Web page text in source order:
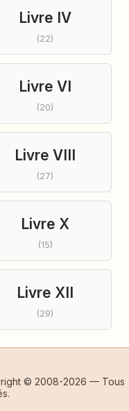
Livre IV
(22)
Livre VI
(20)
Livre VIII
(27)
Livre X
(15)
Livre XII
(29)
© 2008-2026 — Tous